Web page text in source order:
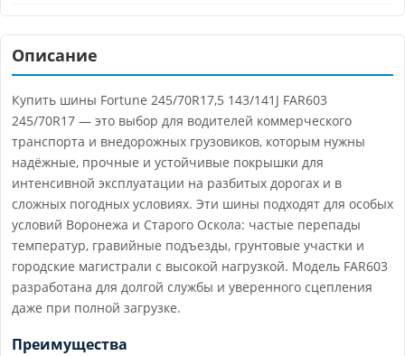
Описание
Купить шины Fortune 245/70R17,5 143/141J FAR603
245/70R17 — это выбор для водителей коммерческого
транспорта и внедорожных грузовиков, которым нужны
надёжные, прочные и устойчивые покрышки для
интенсивной эксплуатации на разбитых дорогах и в
сложных погодных условиях. Эти шины подходят для особых
условий Воронежа и Старого Оскола: частые перепады
температур, гравийные подъезды, грунтовые участки и
городские магистрали с высокой нагрузкой. Модель FAR603
разработана для долгой службы и уверенного сцепления
даже при полной загрузке.
Преимущества